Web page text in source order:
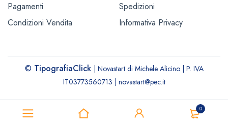
0
Pagamenti
Spedizioni
Condizioni Vendita
Informativa Privacy
© TipografiaClick
| Novastart di Michele Alicino | P. IVA
IT03773560713 | novastart@pec.it